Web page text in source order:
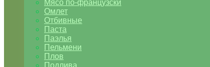
Мясо по-французски
Омлет
Отбивные
Паста
Паэлья
Пельмени
Плов
Подлива